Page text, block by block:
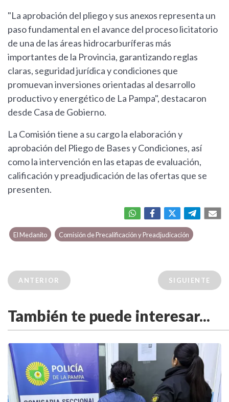
"La aprobación del pliego y sus anexos representa un
paso fundamental en el avance del proceso licitatorio
de una de las áreas hidrocarburíferas más
importantes de la Provincia, garantizando reglas
claras, seguridad jurídica y condiciones que
promuevan inversiones orientadas al desarrollo
productivo y energético de La Pampa", destacaron
desde Casa de Gobierno.
La Comisión tiene a su cargo la elaboración y
aprobación del Pliego de Bases y Condiciones, así
como la intervención en las etapas de evaluación,
calificación y preadjudicación de las ofertas que se
presenten.
El Medanito Comisión de Precalificación y Preadjudicación
ANTERIOR SIGUIENTE
También te puede interesar...